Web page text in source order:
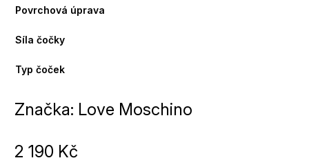
Povrchová úprava
Síla čočky
Typ čoček
Značka: Love Moschino
2 190 Kč